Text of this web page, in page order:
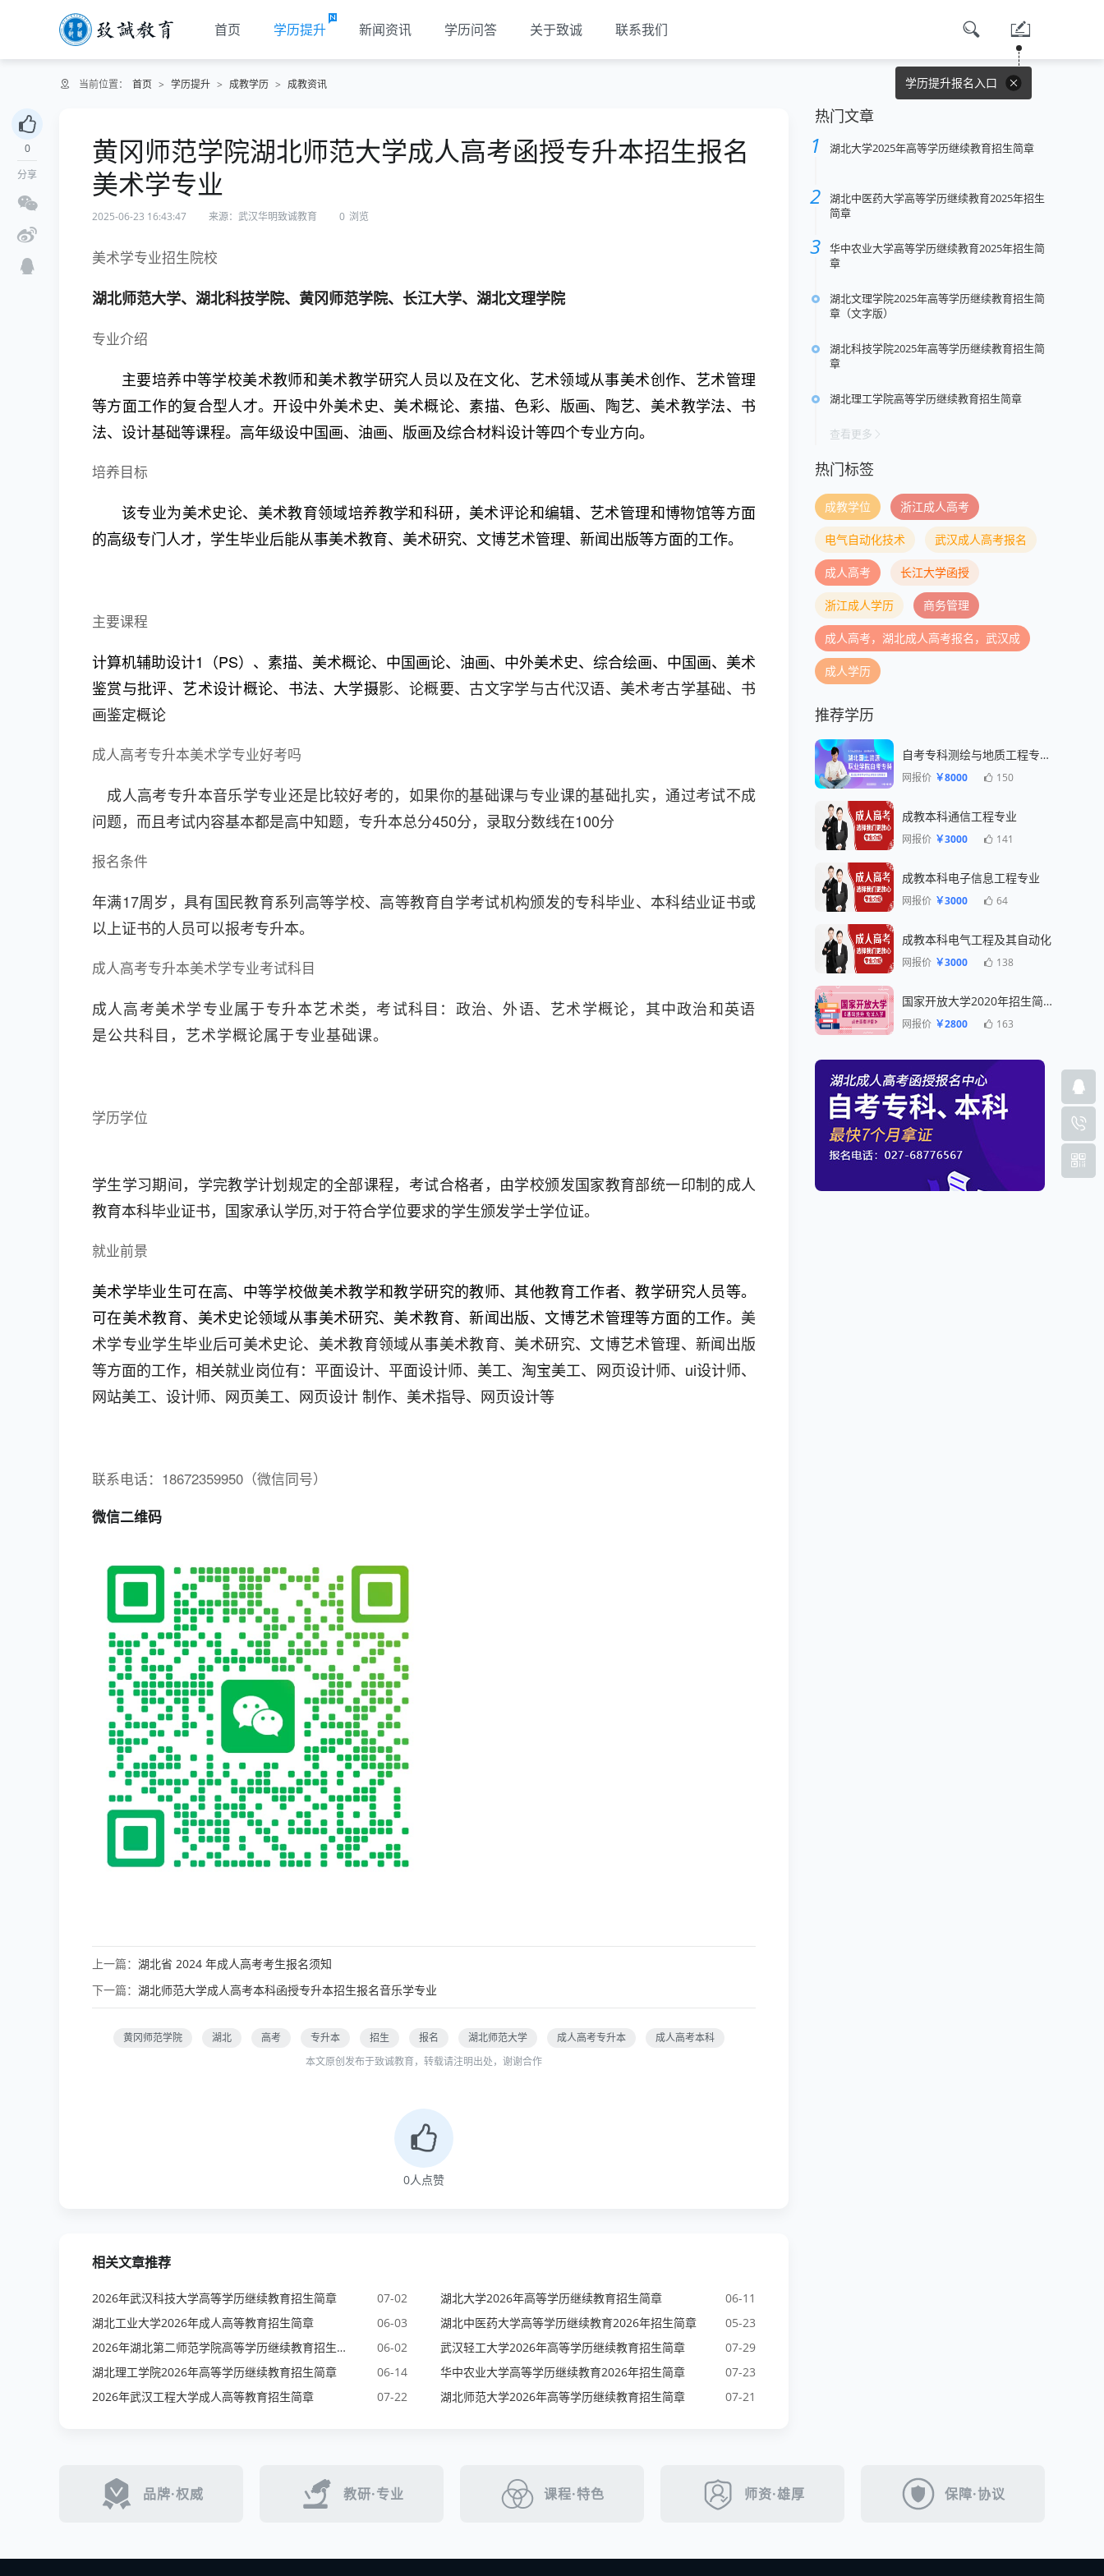
首页 学历提升 新闻资讯 学历问答 关于致诚 联系我们
学历提升报名入口
当前位置： 首页 > 学历提升 > 成教学历 > 成教资讯
0
分享
黄冈师范学院湖北师范大学成人高考函授专升本招生报名
美术学专业
2025-06-23 16:43:47 来源：武汉华明致诚教育 0 浏览
美术学专业招生院校
湖北师范大学、湖北科技学院、黄冈师范学院、长江大学、湖北文理学院
专业介绍
主要培养中等学校美术教师和美术教学研究人员以及在文化、艺术领域从事美术创作、艺术管理
等方面工作的复合型人才。开设中外美术史、美术概论、素描、色彩、版画、陶艺、美术教学法、书
法、设计基础等课程。高年级设中国画、油画、版画及综合材料设计等四个专业方向。
培养目标
该专业为美术史论、美术教育领域培养教学和科研，美术评论和编辑、艺术管理和博物馆等方面
的高级专门人才，学生毕业后能从事美术教育、美术研究、文博艺术管理、新闻出版等方面的工作。
主要课程
计算机辅助设计1（PS）、素描、美术概论、中国画论、油画、中外美术史、综合绘画、中国画、美术
鉴赏与批评、艺术设计概论、书法、大学摄影、论概要、古文字学与古代汉语、美术考古学基础、书
画鉴定概论
成人高考专升本美术学专业好考吗
成人高考专升本音乐学专业还是比较好考的，如果你的基础课与专业课的基础扎实，通过考试不成
问题，而且考试内容基本都是高中知题，专升本总分450分，录取分数线在100分
报名条件
年满17周岁，具有国民教育系列高等学校、高等教育自学考试机构颁发的专科毕业、本科结业证书或
以上证书的人员可以报考专升本。
成人高考专升本美术学专业考试科目
成人高考美术学专业属于专升本艺术类，考试科目：政治、外语、艺术学概论，其中政治和英语
是公共科目，艺术学概论属于专业基础课。
学历学位
学生学习期间，学完教学计划规定的全部课程，考试合格者，由学校颁发国家教育部统一印制的成人
教育本科毕业证书，国家承认学历,对于符合学位要求的学生颁发学士学位证。
就业前景
美术学毕业生可在高、中等学校做美术教学和教学研究的教师、其他教育工作者、教学研究人员等。
可在美术教育、美术史论领域从事美术研究、美术教育、新闻出版、文博艺术管理等方面的工作。 美
术学专业学生毕业后可美术史论、美术教育领域从事美术教育、美术研究、文博艺术管理、新闻出版
等方面的工作，相关就业岗位有：平面设计、平面设计师、美工、淘宝美工、网页设计师、ui设计师、
网站美工、设计师、网页美工、网页设计 制作、美术指导、网页设计等
联系电话：18672359950（微信同号）
微信二维码
上一篇： 湖北省 2024 年成人高考考生报名须知
下一篇： 湖北师范大学成人高考本科函授专升本招生报名音乐学专业
黄冈师范学院 湖北 高考 专升本 招生 报名 湖北师范大学 成人高考专升本
成人高考本科
本文原创发布于致诚教育，转载请注明出处，谢谢合作
0人点赞
相关文章推荐
07-02
2026年武汉科技大学高等学历继续教育招生简章 06-11
湖北大学2026年高等学历继续教育招生简章
06-03
湖北工业大学2026年成人高等教育招生简章 05-23
湖北中医药大学高等学历继续教育2026年招生简章
06-02
2026年湖北第二师范学院高等学历继续教育招生简章 07-29
武汉轻工大学2026年高等学历继续教育招生简章
06-14
湖北理工学院2026年高等学历继续教育招生简章 07-23
华中农业大学高等学历继续教育2026年招生简章
07-22
2026年武汉工程大学成人高等教育招生简章 07-21
湖北师范大学2026年高等学历继续教育招生简章
热门文章
湖北大学2025年高等学历继续教育招生简章
湖北中医药大学高等学历继续教育2025年招生
简章
华中农业大学高等学历继续教育2025年招生简
章
湖北文理学院2025年高等学历继续教育招生简
章（文字版）
湖北科技学院2025年高等学历继续教育招生简
章
湖北理工学院高等学历继续教育招生简章
查看更多
热门标签
成教学位 浙江成人高考
电气自动化技术 武汉成人高考报名
成人高考 长江大学函授
浙江成人学历 商务管理
成人高考，湖北成人高考报名，武汉成
成人学历
推荐学历
自考专科测绘与地质工程专业一年毕业
网报价 ￥8000 150
成教本科通信工程专业
网报价 ￥3000 141
成教本科电子信息工程专业
网报价 ￥3000 64
成教本科电气工程及其自动化
网报价 ￥3000 138
国家开放大学2020年招生简章
网报价 ￥2800 163
品牌·权威 教研·专业 课程·特色 师资·雄厚 保障·协议